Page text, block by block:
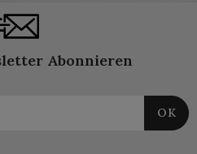
Abonnieren